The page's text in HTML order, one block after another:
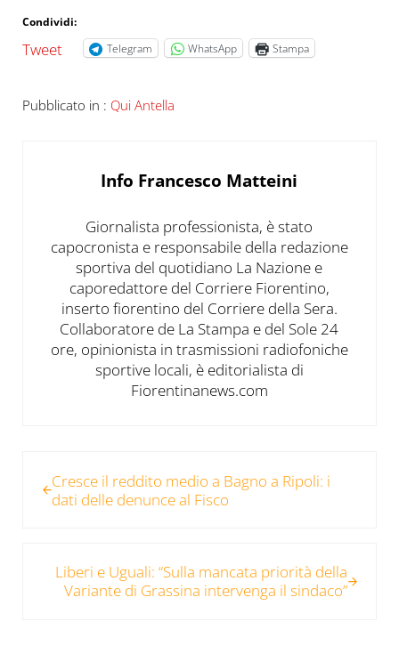
Condividi:
Tweet Telegram WhatsApp Stampa
Pubblicato in : Qui Antella
Info Francesco Matteini
Giornalista professionista, è stato
capocronista e responsabile della redazione
sportiva del quotidiano La Nazione e
caporedattore del Corriere Fiorentino,
inserto fiorentino del Corriere della Sera.
Collaboratore de La Stampa e del Sole 24
ore, opinionista in trasmissioni radiofoniche
sportive locali, è editorialista di
Fiorentinanews.com
Cresce il reddito medio a Bagno a Ripoli: i
dati delle denunce al Fisco
Liberi e Uguali: “Sulla mancata priorità della
Variante di Grassina intervenga il sindaco”